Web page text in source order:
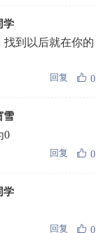
学
到以后就在你的
回复 0
雪
0
回复 0
学
回复 0